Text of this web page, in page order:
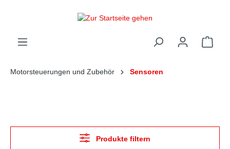
Motorsteuerungen und Zubehör Sensoren
Produkte filtern